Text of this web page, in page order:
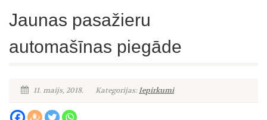
Jaunas pasažieru
automašīnas piegāde
11. maijs, 2018. Kategorijas:Iepirkumi